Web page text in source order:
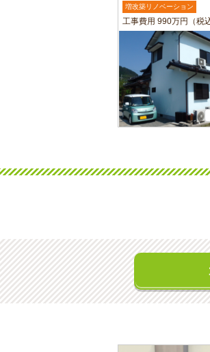
増改築リノベーション
工事費用 990万円（税込